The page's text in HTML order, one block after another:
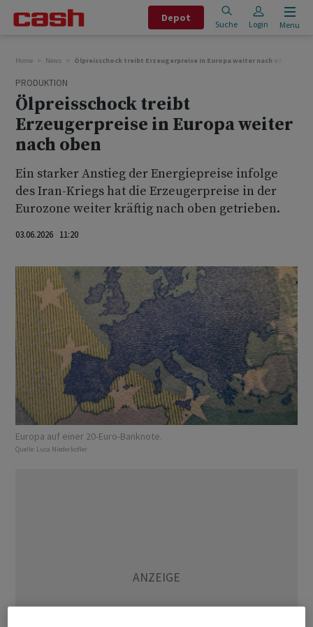
Depot
Suche Login Menu
Home News Ölpreisschock treibt Erzeugerpreise in Europa weiter nach oben
PRODUKTION
Ölpreisschock treibt
Erzeugerpreise in Europa weiter
nach oben
Ein starker Anstieg der Energiepreise infolge
des Iran-Kriegs hat die Erzeugerpreise in der
Eurozone weiter kräftig nach oben getrieben.
03.06.2026 11:20
Europa auf einer 20-Euro-Banknote.
Quelle: Luca Niederkofler